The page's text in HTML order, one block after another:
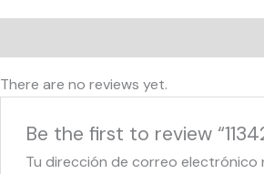
There are no reviews yet.
Be the first to review
Tu dirección de correo electrónico